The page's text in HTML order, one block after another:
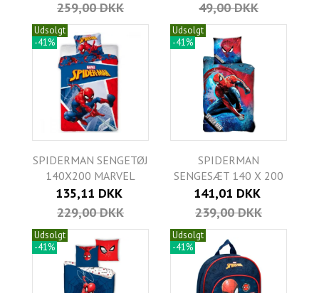
259,00 DKK
49,00 DKK
Udsolgt
-41%
SPIDERMAN SENGETØJ
140X200 MARVEL
135,11 DKK
229,00 DKK
Udsolgt
-41%
SPIDERMAN
SENGESÆT 140 X 200
141,01 DKK
239,00 DKK
Udsolgt
-41%
Udsolgt
-41%